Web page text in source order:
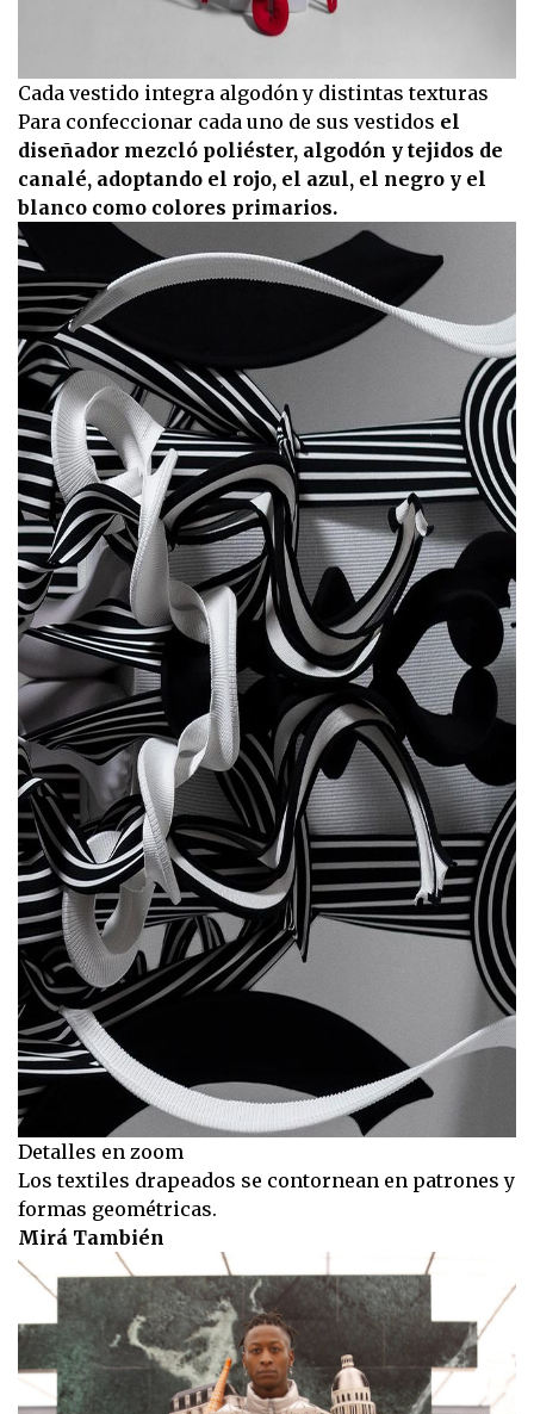
Cada vestido integra algodón y distintas texturas
Para confeccionar cada uno de sus vestidos el
diseñador mezcló poliéster, algodón y tejidos de
canalé, adoptando el rojo, el azul, el negro y el
blanco como colores primarios.
Detalles en zoom
Los textiles drapeados se contornean en patrones y
formas geométricas.
Mirá También